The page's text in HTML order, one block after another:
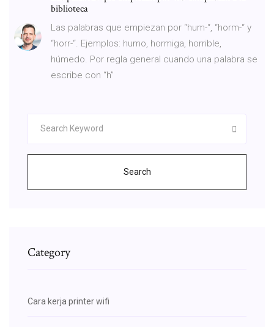
biblioteca
Las palabras que empiezan por “hum-“, “horm-“ y
“horr-“. Ejemplos: humo, hormiga, horrible,
húmedo. Por regla general cuando una palabra se
escribe con “h”
Search
Category
Cara kerja printer wifi